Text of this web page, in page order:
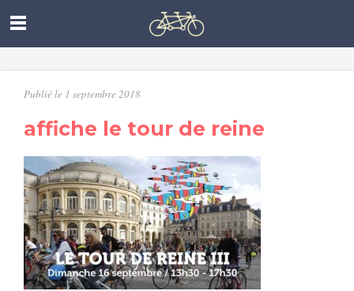
Publié le 1 septembre 2018
affiche le tour de reine